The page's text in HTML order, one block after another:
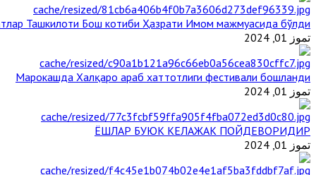
Ташкилоти Бош котиби Ҳазрати Имом мажмуасида бўлди
تموز 01, 2024
Марокашда Халқаро араб хаттотлиги фестивали бошланди
تموز 01, 2024
ЁШЛАР БУЮК КЕЛАЖАК ПОЙДЕВОРИДИР
تموز 01, 2024